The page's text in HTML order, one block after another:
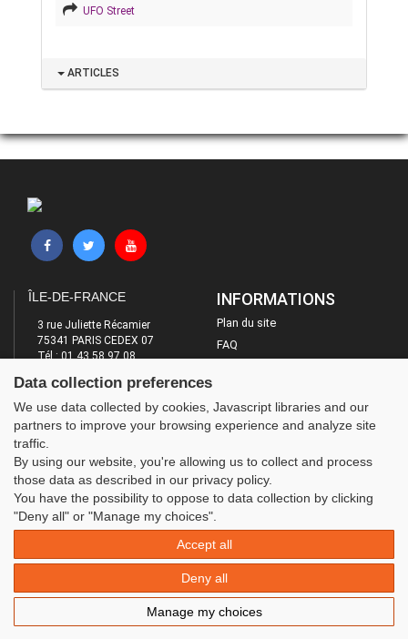
UFO Street
ARTICLES
ÎLE-DE-FRANCE
3 rue Juliette Récamier
75341 PARIS CEDEX 07
Tél : 01 43 58 97 08
INFORMATIONS
Plan du site
FAQ
LES SITES DE L'UFOLEP
Guide Asso
Communication Asso
Inscriptions évènements
© 2020 UFOLEP . All rights reserved | Design by
Data collection preferences
We use data collected by cookies, Javascript libraries and our
partners to improve your browsing experience and analyze site
traffic.
By using our website, you're allowing us to collect and process
those data as described in our privacy policy.
You have the possibility to oppose to data collection by clicking
"Deny all" or "Manage my choices".
Accept all
Deny all
Manage my choices